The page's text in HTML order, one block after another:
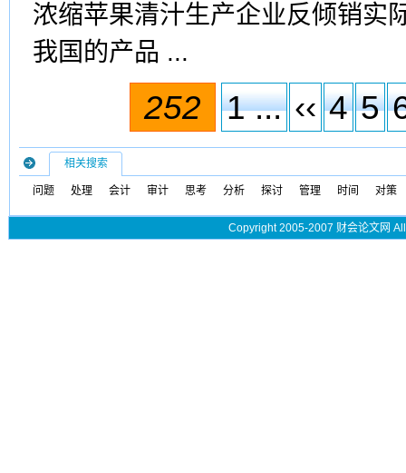
浓缩苹果清汁生产企业反倾销实
我国的产品 ...
252 1 ... ‹‹ 4 5
相关搜索
问题 处理 会计 审计 思考 分析 探讨 管理 时间 对策
Copyright 2005-2007 财会论文网